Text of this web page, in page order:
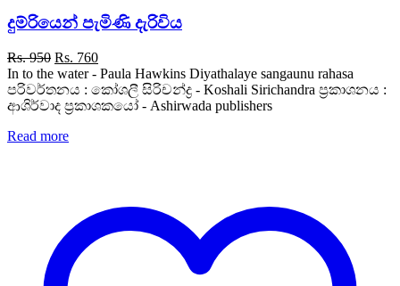
දුම්රියෙන් පැමිණි දැරිවිය
Rs.950 Original
price
was:
Rs. 950.
Rs. 760Current
price
is:
Rs. 760.
In to the water - Paula Hawkins Diyathalaye sangaunu rahasa
පරිවර්තනය : කෝශලී සිරිචන්ද්‍ර - Koshali Sirichandra ප්‍රකාශනය :
ආශිර්වාද ප්‍රකාශකයෝ - Ashirwada publishers
Read more